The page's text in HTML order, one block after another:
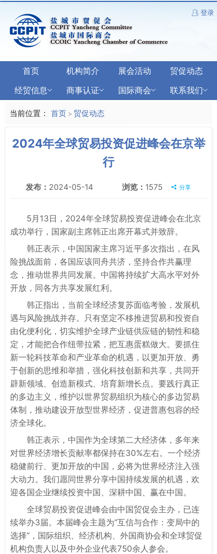
登录
首页 机构简介 展会活动
贸促动态
经贸信息
商事认证 国际商会 联系我们
当前位置： 首页 > 贸促动态
2024年全球贸易投资促进峰会在京举
行
发布： 2024-05-14 浏览： 1575 分享
5月13日，2024年全球贸易投资促进峰会在北京
成功举行，国家副主席韩正出席开幕式并致辞。
韩正表示，中国国家主席习近平多次指出，在风
险挑战面前，各国应该同舟共济，坚持合作共赢理
念，推动世界共同发展。中国将持续扩大高水平对外
开放，同各方共享发展红利。
韩正指出，当前全球经济复苏面临考验，发展机
遇与风险挑战并存。只有坚定不移推进贸易和投资自
由化便利化，切实维护全球产业链供应链的韧性和稳
定，才能把合作纽带拉紧，把互惠蛋糕做大。要抓住
新一轮科技革命和产业革命的机遇，以更加开放、勇
于创新的思维和举措，强化科技创新和共享，共同开
辟新领域、创造新模式、培育新增长点。要践行真正
的多边主义，维护以世界贸易组织为核心的多边贸易
体制，推动建设开放型世界经济，促进普惠包容的经
济全球化。
韩正表示，中国作为全球第二大经济体，多年来
对世界经济增长贡献率都保持在30%左右。一个经济
稳健前行、更加开放的中国，必将为世界经济注入强
大动力。我们愿同世界分享中国持续发展的机遇，欢
迎各国企业继续投资中国、深耕中国、赢在中国。
全球贸易投资促进峰会由中国贸促会主办，已连
续举办3届。本届峰会主题为“互信与合作：变局中的
选择”，国际组织、经济机构、外国商协会和全球贸促
机构负责人以及中外企业代表750余人参会。